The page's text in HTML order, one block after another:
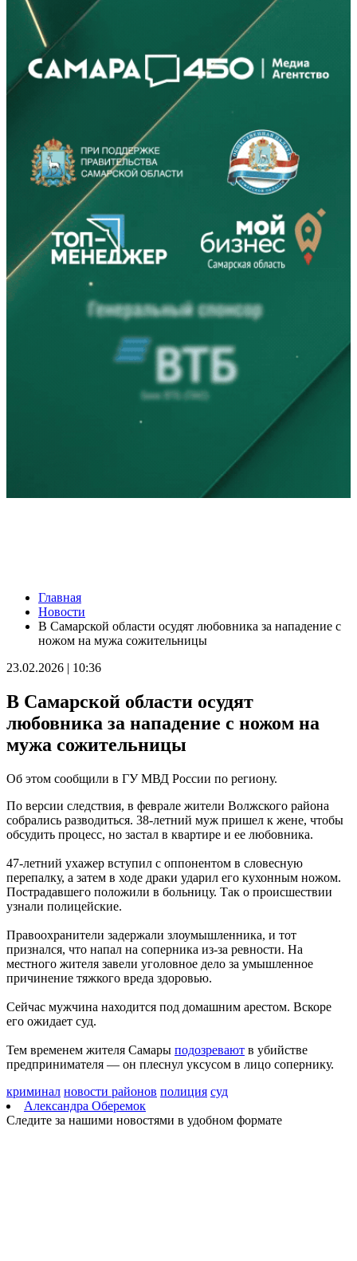
Жители Отрадного проходят исследования на современном
компьютерном томографе
07.08.2026 | 11:23
В Тольятти изменят схему движения общественного
07.08.2026 | 11:22
выходные
07.08.2026 | 11:16
Вячеслав Федорищев заявил о старте нового сезона
федеральной программы "Мама-предприниматель" в регионе
07.08.2026 | 10:57
На острове Поджабный в Самаре тушили горящий мусор
07.08.2026 | 10:55
Жители Самары рассказали, как проведут остаток лета
07.08.2026 | 10:49
Выставка о Самаре открылась на Тверском бульваре Москвы
07.08.2026 | 10:41
В Тольятти стартовал третий день гандбольного турнира
Спартакиады народов России
07.08.2026 | 10:38
Народные приметы на 8 августа 2026 года: что нельзя делать в
этот день
07.08.2026 | 10:21
Пропавшего в Самаре шестиклассника нашли живым спустя 6
дней
07.08.2026 | 10:16
Самарцы рассказали, что считают главным подарком в жизни
07.08.2026 | 09:48
В Самаре 7 августа возможны отключения холодной воды:
адреса
07.08.2026 | 09:34
В Тольятти обновляют спортивные площадки и хоккейные
корты
07.08.2026 | 08:59
День службы специальной связи и информации при ФСО РФ:
какие праздники отмечают 7 августа
07.08.2026 | 08:51
Главная
Новости
В Самарской области осудят любовника за нападение с
ножом на мужа сожительницы
23.02.2026 | 10:36
В Самарской области осудят
любовника за нападение с ножом на
мужа сожительницы
Об этом сообщили в ГУ МВД России по региону.
По версии следствия, в феврале жители Волжского района
собрались разводиться. 38-летний муж пришел к жене, чтобы
обсудить процесс, но застал в квартире и ее любовника.
47-летний ухажер вступил с оппонентом в словесную
перепалку, а затем в ходе драки ударил его кухонным ножом.
Пострадавшего положили в больницу. Так о происшествии
узнали полицейские.
Правоохранители задержали злоумышленника, и тот
признался, что напал на соперника из-за ревности. На
местного жителя завели уголовное дело за умышленное
причинение тяжкого вреда здоровью.
Сейчас мужчина находится под домашним арестом. Вскоре
его ожидает суд.
Тем временем жителя Самары подозревают в убийстве
предпринимателя — он плеснул уксусом в лицо сопернику.
криминал новости районов полиция суд
Александра Оберемок
Следите за нашими новостями в удобном формате